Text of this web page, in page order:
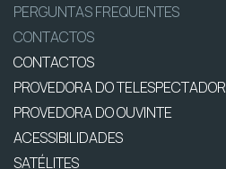
PERGUNTAS FREQUENTES
CONTACTOS
CONTACTOS
PROVEDORA DO TELESPECTADOR
PROVEDORA DO OUVINTE
ACESSIBILIDADES
SATÉLITES